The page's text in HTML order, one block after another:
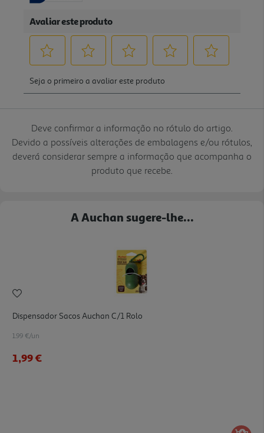
Deve confirmar a informação no rótulo do artigo.
Devido a possíveis alterações de embalagens e/ou rótulos,
deverá considerar sempre a informação que acompanha o
produto que recebe.
A Auchan sugere-lhe...
Dispensador Sacos Auchan C/1 Rolo
1.99 €/un
1,99 €